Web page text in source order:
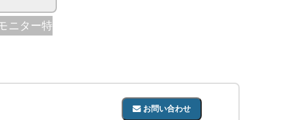
ニター特
お問い合わせ